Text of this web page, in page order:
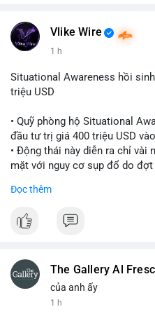
Vlike Wire
1 h
Situational Awareness hồi
triệu USD
• Quỹ phòng hộ Situational
đầu tư trị giá 400 triệu USD
• Động thái này diễn ra chỉ vài
mặt với nguy cơ sụp đổ do
• Sự trở lại này đánh dấu bước
$btc $eth
Đọc thêm
The Gallery Al
của anh ấy
1 h